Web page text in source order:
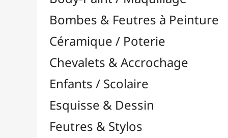
Feutres & Stylos
Librairie / Livres
Loisirs Créatifs
Accessoires en Bois
Accessoires en Plastique
Accessoires pour Bijoux
Aiguilles & Couture

Agrafeuses Simples et Murales 
Aimants
Bougies